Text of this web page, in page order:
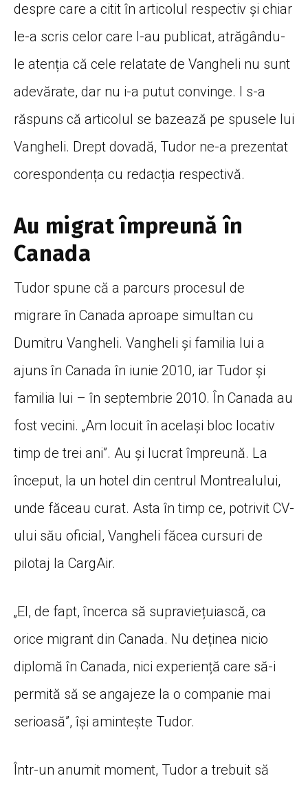
despre care a citit în articolul respectiv și chiar
le-a scris celor care l-au publicat, atrăgându-
le atenția că cele relatate de Vangheli nu sunt
adevărate, dar nu i-a putut convinge. I s-a
răspuns că articolul se bazează pe spusele lui
Vangheli. Drept dovadă, Tudor ne-a prezentat
corespondența cu redacția respectivă.
Au migrat împreună în
Canada
Tudor spune că a parcurs procesul de
migrare în Canada aproape simultan cu
Dumitru Vangheli. Vangheli și familia lui a
ajuns în Canada în iunie 2010, iar Tudor și
familia lui – în septembrie 2010. În Canada au
fost vecini. „Am locuit în același bloc locativ
timp de trei ani”. Au și lucrat împreună. La
început, la un hotel din centrul Montrealului,
unde făceau curat. Asta în timp ce, potrivit CV-
ului său oficial, Vangheli făcea cursuri de
pilotaj la CargAir.
„El, de fapt, încerca să supraviețuiască, ca
orice migrant din Canada. Nu deținea nicio
diplomă în Canada, nici experiență care să-i
permită să se angajeze la o companie mai
serioasă”, își amintește Tudor.
Într-un anumit moment, Tudor a trebuit să